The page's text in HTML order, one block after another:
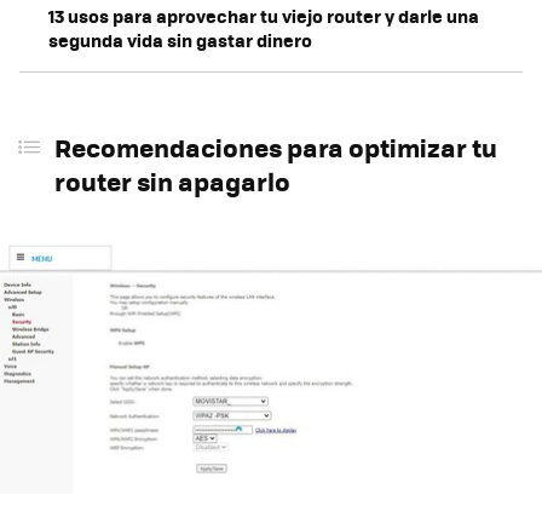
13 usos para aprovechar tu viejo router y darle una
segunda vida sin gastar dinero
Recomendaciones para optimizar tu
router sin apagarlo